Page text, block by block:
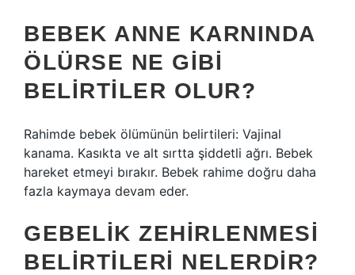
BEBEK ANNE KARNINDA
ÖLÜRSE NE GIBI
BELIRTILER OLUR?
Rahimde bebek ölümünün belirtileri: Vajinal
kanama. Kasıkta ve alt sırtta şiddetli ağrı. Bebek
hareket etmeyi bırakır. Bebek rahime doğru daha
fazla kaymaya devam eder.
GEBELIK ZEHIRLENMESI
BELIRTILERI NELERDIR?